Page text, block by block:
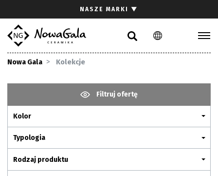
PL EN
NASZE MARKI ▼
Nowa Gala Kolekcje
Filtruj ofertę
Kolor
Typologia
Rodzaj produktu
Gdzie kupić
Pliki do pobrania
Pytania i odpowiedzi
Kariera
Kontakt